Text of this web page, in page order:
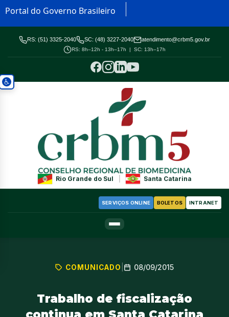
Portal do Governo Brasileiro
RS: (51) 3325-2040 SC: (48) 3227-2040 atendimento@crbm5.gov.br
RS: 8h–12h - 13h–17h | SC: 13h–17h
Rio Grande do Sul Santa Catarina
SERVIÇOS ONLINE BOLETOS INTRANET
COMUNICADO 08/09/2015
Trabalho de fiscalização